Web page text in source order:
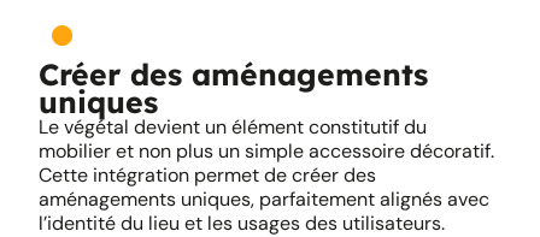
Créer des aménagements
uniques
Le végétal devient un élément constitutif du
mobilier et non plus un simple accessoire décoratif.
Cette intégration permet de créer des
aménagements uniques, parfaitement alignés avec
l’identité du lieu et les usages des utilisateurs.